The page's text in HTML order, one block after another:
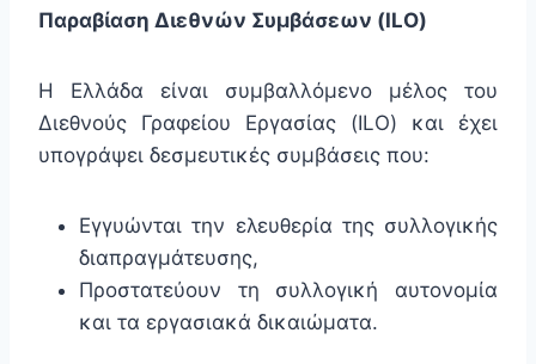
Παραβίαση Διεθνών Συμβάσεων (ILO)
Η Ελλάδα είναι συμβαλλόμενο μέλος του
Διεθνούς Γραφείου Εργασίας (ILO) και έχει
υπογράψει δεσμευτικές συμβάσεις που:
Εγγυώνται την ελευθερία της συλλογικής
διαπραγμάτευσης,
Προστατεύουν τη συλλογική αυτονομία
και τα εργασιακά δικαιώματα.